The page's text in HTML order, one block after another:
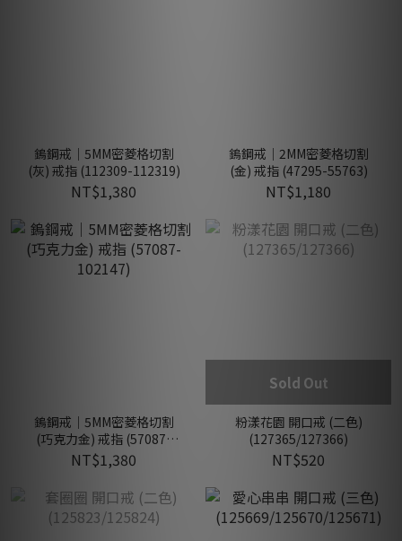
鎢鋼戒｜5MM密菱格切割
(灰) 戒指 (112309-112319)
NT$1,380
鎢鋼戒｜2MM密菱格切割
(金) 戒指 (47295-55763)
NT$1,180
鎢鋼戒｜5MM密菱格切割
(巧克力金) 戒指 (57087-
102147)
NT$1,380
Sold Out
粉漾花園 開口戒 (二色)
(127365/127366)
NT$520